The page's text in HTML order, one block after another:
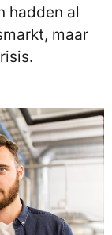
hadden al
maar